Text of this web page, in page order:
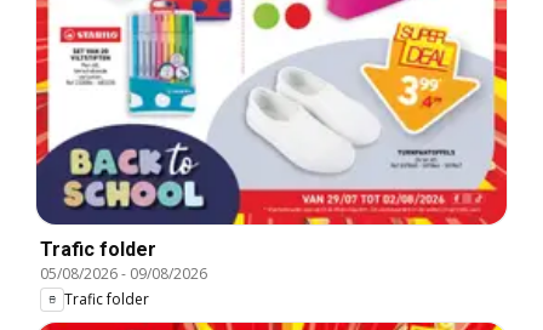
Trafic folder
05/08/2026- 09/08/2026
Trafic folder